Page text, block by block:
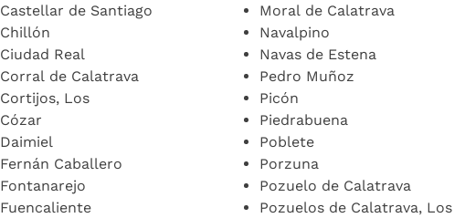
Castellar de Santiago
Chillón
Ciudad Real
Corral de Calatrava
Cortijos, Los
Cózar
Daimiel
Fernán Caballero
Fontanarejo
Fuencaliente
Moral de Calatrava
Navalpino
Navas de Estena
Pedro Muñoz
Picón
Piedrabuena
Poblete
Porzuna
Pozuelo de Calatrava
Pozuelos de Calatrava, Los